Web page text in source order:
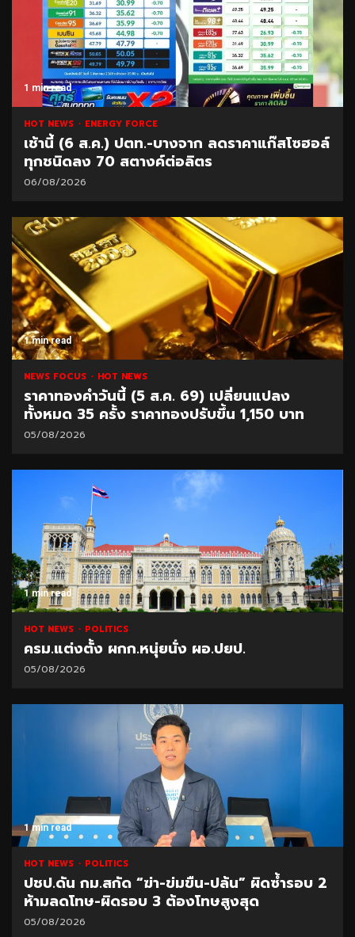
1 min read
HOT NEWS ENERGY FORCE
เช้านี้ (6 ส.ค.) ปตท.-บางจาก ลดราคาแก๊สโซฮอล์
ทุกชนิดลง 70 สตางค์ต่อลิตร
06/08/2026
1 min read
NEWS FOCUS HOT NEWS
ราคาทองคำวันนี้ (5 ส.ค. 69) เปลี่ยนแปลง
ทั้งหมด 35 ครั้ง ราคาทองปรับขึ้น 1,150 บาท
05/08/2026
1 min read
HOT NEWS POLITICS
ครม.แต่งตั้ง ผกก.หนุ่ยนั่ง ผอ.ปยป.
05/08/2026
1 min read
HOT NEWS POLITICS
ปชป.ดัน กม.สกัด “ฆ่า-ข่มขืน-ปล้น” ผิดซ้ำรอบ 2
ห้ามลดโทษ-ผิดรอบ 3 ต้องโทษสูงสุด
05/08/2026